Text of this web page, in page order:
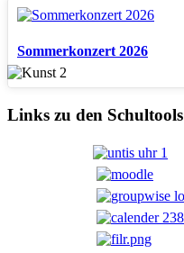
Sommerkonzert 2026
Links zu den Schultools